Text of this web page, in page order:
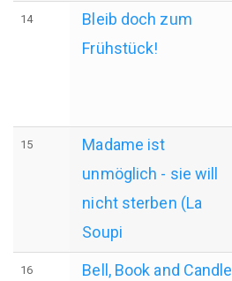
14
Bleib doch zum
Frühstück!
15
Madame ist
unmöglich - sie will
nicht sterben (La
Soupi
16 Bell, Book and Candle